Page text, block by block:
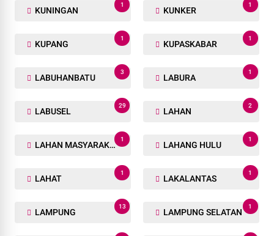
KUNINGAN
1
KUNKER
1
KUPANG
1
KUPASKABAR
1
LABUHANBATU
3
LABURA
1
LABUSEL
29
LAHAN
2
LAHAN MASYARAKAT
1
LAHANG HULU
1
LAHAT
1
LAKALANTAS
1
LAMPUNG
13
LAMPUNG SELATAN
1